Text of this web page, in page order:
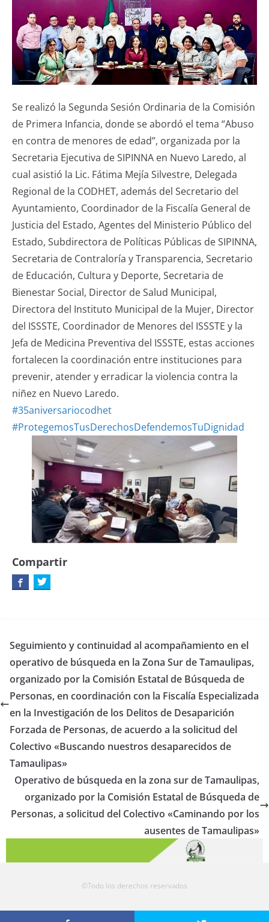
Se realizó la Segunda Sesión Ordinaria de la Comisión
de Primera Infancia, donde se abordó el tema “Abuso
en contra de menores de edad”, organizada por la
Secretaria Ejecutiva de SIPINNA en Nuevo Laredo, al
cual asistió la Lic. Fátima Mejía Silvestre, Delegada
Regional de la CODHET, además del Secretario del
Ayuntamiento, Coordinador de la Fiscalía General de
Justicia del Estado, Agentes del Ministerio Público del
Estado, Subdirectora de Políticas Públicas de SIPINNA,
Secretaria de Contraloría y Transparencia, Secretario
de Educación, Cultura y Deporte, Secretaria de
Bienestar Social, Director de Salud Municipal,
Directora del Instituto Municipal de la Mujer, Director
del ISSSTE, Coordinador de Menores del ISSSTE y la
Jefa de Medicina Preventiva del ISSSTE, estas acciones
fortalecen la coordinación entre instituciones para
prevenir, atender y erradicar la violencia contra la
niñez en Nuevo Laredo.
#35aniversariocodhet
#ProtegemosTusDerechosDefendemosTuDignidad
Compartir
Seguimiento y continuidad al acompañamiento en el
operativo de búsqueda en la Zona Sur de Tamaulipas,
organizado por la Comisión Estatal de Búsqueda de
Personas, en coordinación con la Fiscalía Especializada
en la Investigación de los Delitos de Desaparición
Forzada de Personas, de acuerdo a la solicitud del
Colectivo «Buscando nuestros desaparecidos de
Tamaulipas»
Operativo de búsqueda en la zona sur de Tamaulipas,
organizado por la Comisión Estatal de Búsqueda de
Personas, a solicitud del Colectivo «Caminando por los
ausentes de Tamaulipas»
©Todo los derechos reservados